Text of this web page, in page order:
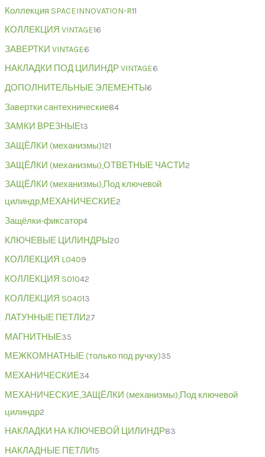
Коллекция SPACEINNOVATION-R11
КОЛЛЕКЦИЯ VINTAGE16
ЗАВЕРТКИ VINTAGE6
НАКЛАДКИ ПОД ЦИЛИНДР VINTAGE6
ДОПОЛНИТЕЛЬНЫЕ ЭЛЕМЕНТЫ 6
Завертки сантехнические84
ЗАМКИ ВРЕЗНЫЕ13
ЗАЩЁЛКИ (механизмы)121
ЗАЩЁЛКИ (механизмы),ОТВЕТНЫЕ ЧАСТИ2
ЗАЩЁЛКИ (механизмы),Под ключевой
цилиндр,МЕХАНИЧЕСКИЕ2
Защёлки-фиксатор4
КЛЮЧЕВЫЕ ЦИЛИНДРЫ 20
КОЛЛЕКЦИЯ L0409
КОЛЛЕКЦИЯ S01042
КОЛЛЕКЦИЯ S04013
ЛАТУННЫЕ ПЕТЛИ27
МАГНИТНЫЕ35
МЕЖКОМНАТНЫЕ (только под ручку)35
МЕХАНИЧЕСКИЕ34
МЕХАНИЧЕСКИЕ,ЗАЩЁЛКИ (механизмы),Под ключевой
цилиндр2
НАКЛАДКИ НА КЛЮЧЕВОЙ ЦИЛИНДР83
НАКЛАДНЫЕ ПЕТЛИ15